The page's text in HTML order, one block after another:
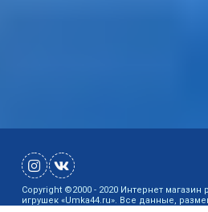
Copyright ©2000 - 2020 Интернет
игрушек «Umka44.ru». Все данные,